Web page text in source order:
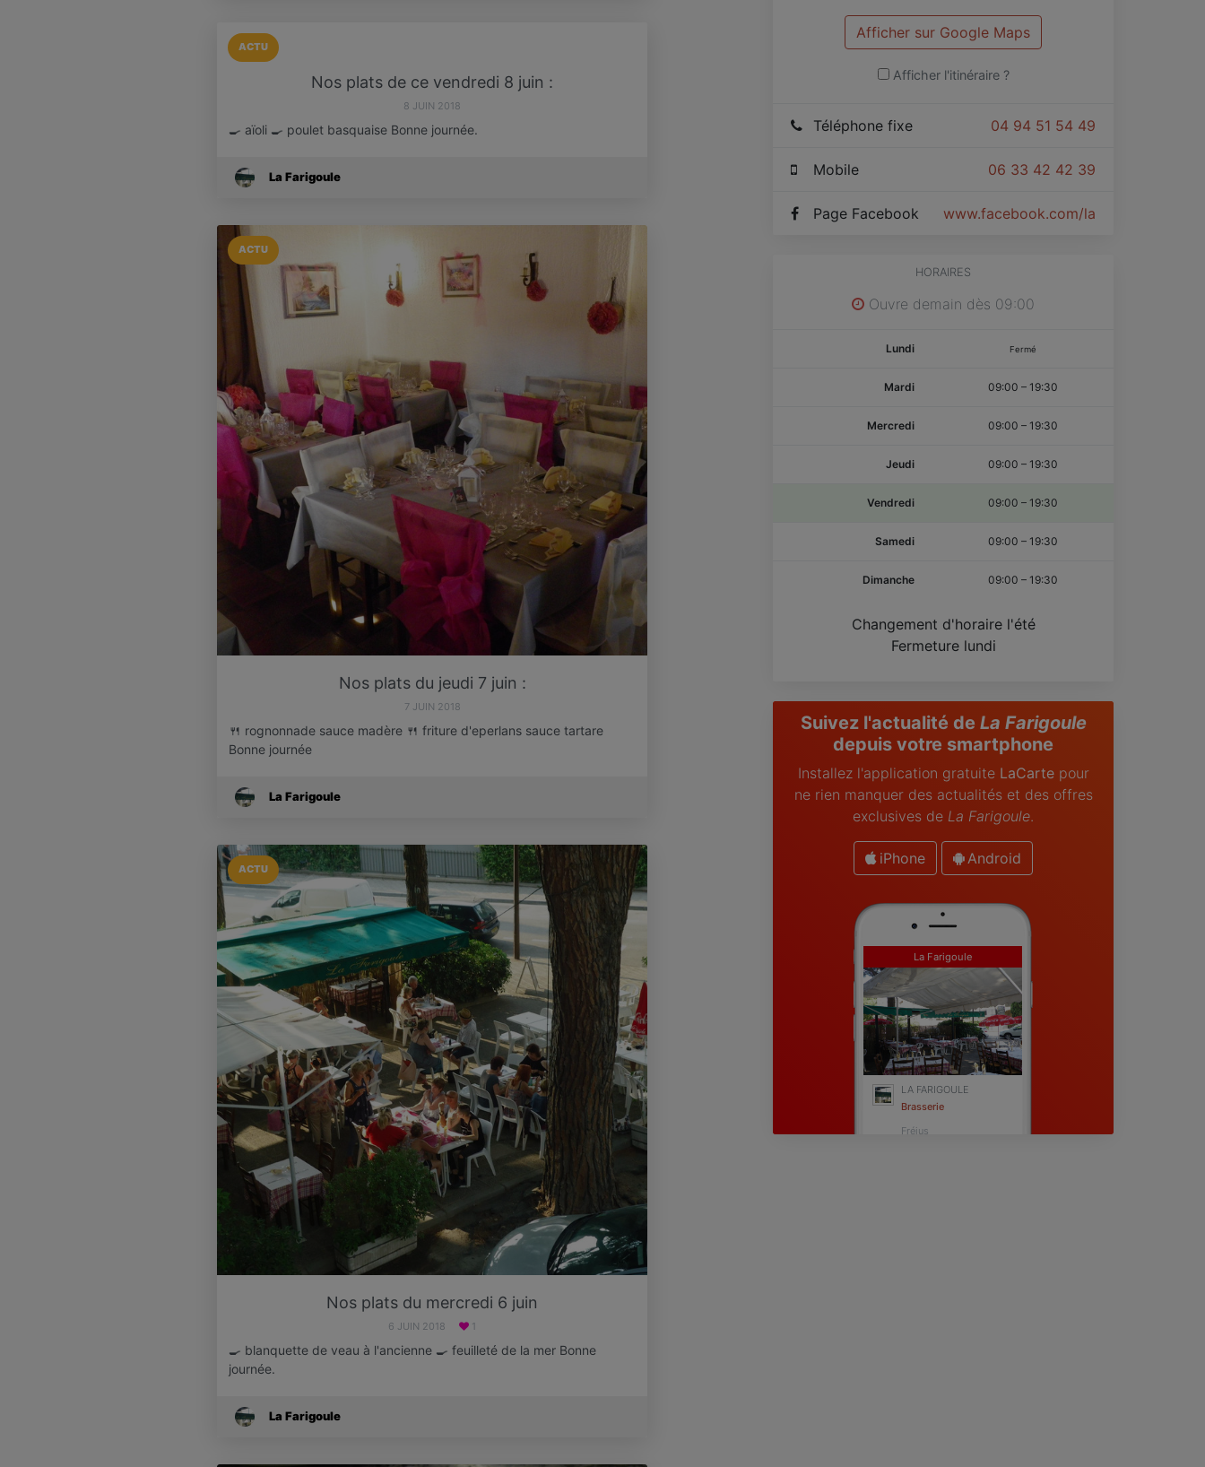
ACTU
Nos plats de ce vendredi 8 juin :
8 JUIN 2018
🍳 aïoli 🍳 poulet basquaise Bonne journée.
La Farigoule
ACTU
Nos plats du jeudi 7 juin :
7 JUIN 2018
🍴 rognonnade sauce madère 🍴 friture d'eperlans sauce tartare
Bonne journée
La Farigoule
ACTU
Nos plats du mercredi 6 juin
6 JUIN 2018 1
🍳 blanquette de veau à l'ancienne 🍳 feuilleté de la mer Bonne
journée.
La Farigoule
Afficher sur Google Maps
Afficher l'itinéraire ?
04 94 51 54 49
Téléphone fixe
06 33 42 42 39
Mobile
www.facebook.com/lafarigoule1/
Page Facebook
HORAIRES
Ouvre demain dès 09:00
Lundi Fermé
Mardi 09:00 – 19:30
Mercredi 09:00 – 19:30
Jeudi 09:00 – 19:30
Vendredi 09:00 – 19:30
Samedi 09:00 – 19:30
Dimanche 09:00 – 19:30
Changement d'horaire l'été
Fermeture lundi
Suivez l'actualité de La Farigoule
depuis votre smartphone
Installez l'application gratuite LaCartepour
ne rien manquer des actualités et des offres
exclusives de La Farigoule.
iPhone Android
La Farigoule
LA FARIGOULE
Brasserie
Fréjus